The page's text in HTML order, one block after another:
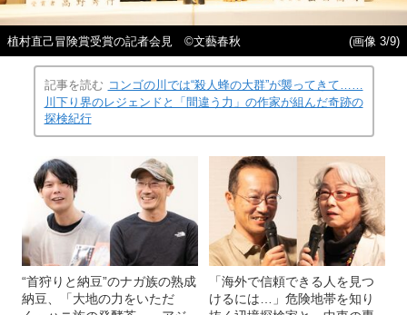
植村直己冒険賞受賞の記者会見 ©文藝春秋 (画像 3/9)
記事を読む コンゴの川では“殺人蜂の大群”が襲ってきて……
川下り界のレジェンドと「間違う力」の作家が組んだ奇跡の
探検紀行
“首狩りと納豆”のナガ族の熟成
納豆、「大地の力をいただ
「海外で信頼できる人を見つ
けるには…」危険地帯を知り